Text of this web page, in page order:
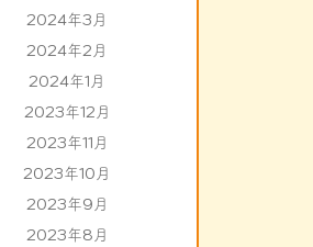
2024年3月
2024年2月
2024年1月
2023年12月
2023年11月
2023年10月
2023年9月
2023年8月